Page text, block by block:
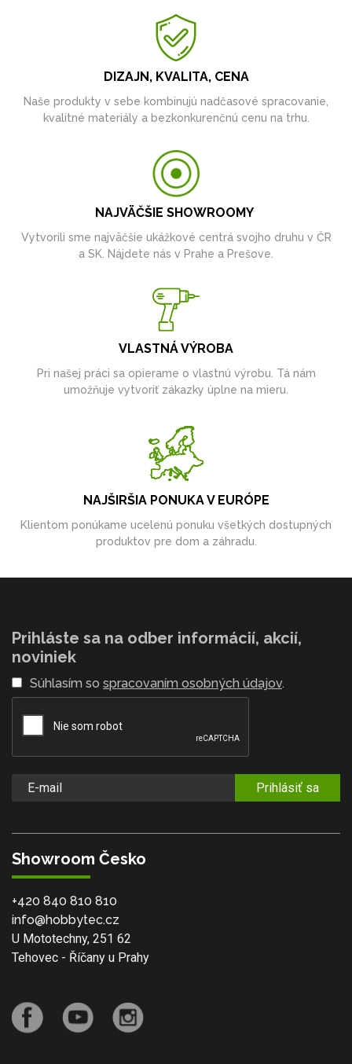
DIZAJN, KVALITA, CENA
Naše produkty v sebe kombinujú nadčasové spracovanie,
kvalitné materiály a bezkonkurenčnú cenu na trhu.
NAJVÄČŠIE SHOWROOMY
Vytvorili sme najväčšie ukážkové centrá svojho druhu v ČR
a SK. Nájdete nás v Prahe a Prešove.
VLASTNÁ VÝROBA
Pri našej práci sa opierame o vlastnú výrobu. Tá nám
umožňuje vytvoriť zákazky úplne na mieru.
NAJŠIRŠIA PONUKA V EURÓPE
Klientom ponúkame ucelenú ponuku všetkých dostupných
produktov pre dom a záhradu.
Prihláste sa na odber informácií, akcií,
noviniek
Súhlasím so spracovaním osobných údajov.
Prihlásiť sa
Showroom Česko
+420 840 810 810
info@hobbytec.cz
U Mototechny, 251 62
Tehovec - Říčany u Prahy